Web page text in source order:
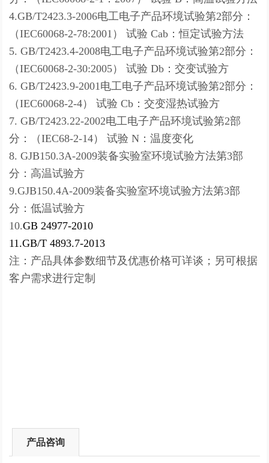
4.GB/T2423.3-2006电工电子产品环境试验第2部分：
（IEC60068-2-78:2001） 试验 Cab：恒定试验方法
5. GB/T2423.4-2008电工电子产品环境试验第2部分：
（IEC60068-2-30:2005） 试验 Db：交变试验方
6. GB/T2423.9-2001电工电子产品环境试验第2部分：
（IEC60068-2-4） 试验 Cb：交变湿热试验方
7. GB/T2423.22-2002电工电子产品环境试验第2部
分：（IEC68-2-14） 试验 N：温度变化
8. GJB150.3A-2009装备实验室环境试验方法第3部
分：高温试验方
9.GJB150.4A-2009装备实验室环境试验方法第3部
分：低温试验方
10.GB 24977-2010
11.GB/T 4893.7-2013
注：产品具体参数细节及优惠价格可详谈；另可根据
客户需求进行定制
产品咨询